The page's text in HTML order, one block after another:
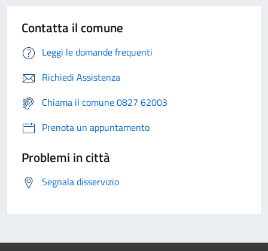
Contatta il comune
Leggi le domande frequenti
Richiedi Assistenza
Chiama il comune 0827 62003
Prenota un appuntamento
Problemi in città
Segnala disservizio